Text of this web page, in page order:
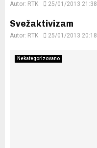
Autor: RTK 25/01/2013 21:38
Svežaktivizam
Autor: RTK 25/01/2013 20:18
Nekategorizovano